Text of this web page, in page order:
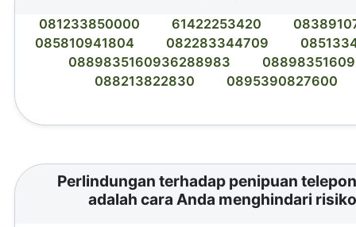
081233850000 61422253420
085810941804
082283344709
0889835160936288983
088213822830
0895390827600
Perlindungan terhadap penipuan
adalah cara Anda menghindari risiko